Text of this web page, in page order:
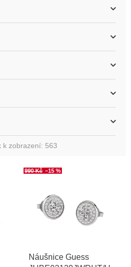
k zobrazení: 563
990 Kč –15 %
Náušnice Guess